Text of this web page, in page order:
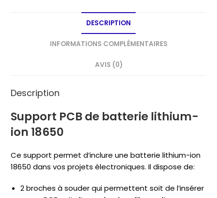
DESCRIPTION
INFORMATIONS COMPLÉMENTAIRES
AVIS (0)
Description
Support PCB de batterie lithium-
ion 18650
Ce support permet d’inclure une batterie lithium-ion
18650 dans vos projets électroniques. Il dispose de:
2 broches à souder qui permettent soit de l’insérer